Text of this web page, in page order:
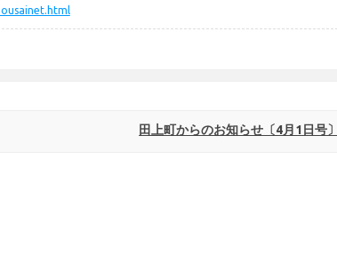
田上町からのお知らせ〔4月1日号〕